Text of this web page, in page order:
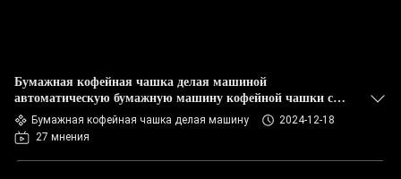
Бумажная кофейная чашка делая машиной
автоматическую бумажную машину кофейной чашки с
ультразвуковой системой
Бумажная кофейная чашка делая машину
2024-12-18
27 мнения